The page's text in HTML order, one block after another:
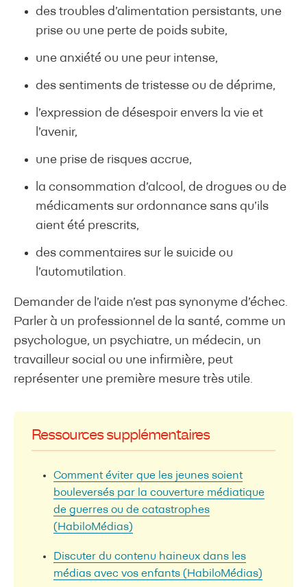
des troubles d’alimentation persistants, une
prise ou une perte de poids subite,
une anxiété ou une peur intense,
des sentiments de tristesse ou de déprime,
l’expression de désespoir envers la vie et
l’avenir,
une prise de risques accrue,
la consommation d’alcool, de drogues ou de
médicaments sur ordonnance sans qu’ils
aient été prescrits,
des commentaires sur le suicide ou
l’automutilation.
Demander de l’aide n’est pas synonyme d’échec.
Parler à un professionnel de la santé, comme un
psychologue, un psychiatre, un médecin, un
travailleur social ou une infirmière, peut
représenter une première mesure très utile.
Ressources supplémentaires
Comment éviter que les jeunes soient
bouleversés par la couverture médiatique
de guerres ou de catastrophes
(HabiloMédias)
Discuter du contenu haineux dans les
médias avec vos enfants (HabiloMédias)